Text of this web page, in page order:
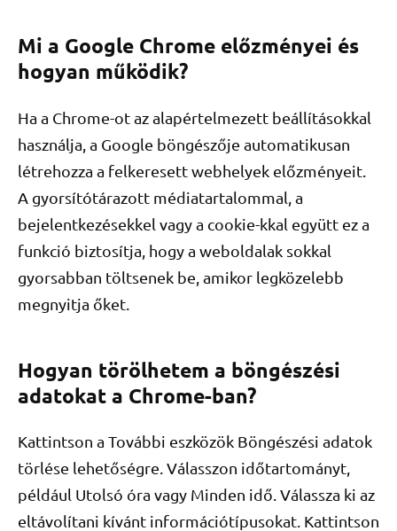
Mi a Google Chrome előzményei és
hogyan működik?
Ha a Chrome-ot az alapértelmezett beállításokkal
használja, a Google böngészője automatikusan
létrehozza a felkeresett webhelyek előzményeit.
A gyorsítótárazott médiatartalommal, a
bejelentkezésekkel vagy a cookie-kkal együtt ez a
funkció biztosítja, hogy a weboldalak sokkal
gyorsabban töltsenek be, amikor legközelebb
megnyitja őket.
Hogyan törölhetem a böngészési
adatokat a Chrome-ban?
Kattintson a További eszközök Böngészési adatok
törlése lehetőségre. Válasszon időtartományt,
például Utolsó óra vagy Minden idő. Válassza ki az
eltávolítani kívánt információtípusokat. Kattintson